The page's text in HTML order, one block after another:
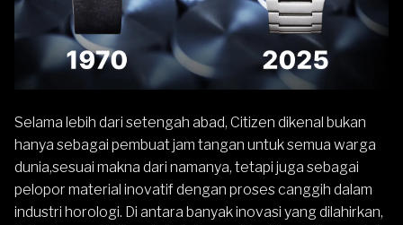
Selama lebih dari setengah abad, Citizen dikenal bukan
hanya sebagai pembuat jam tangan untuk semua warga
dunia,sesuai makna dari namanya, tetapi juga sebagai
pelopor material inovatif dengan proses canggih dalam
industri horologi. Di antara banyak inovasi yang dilahirkan,